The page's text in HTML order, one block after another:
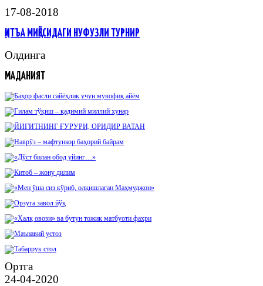
17-08-2018
ҚИТЪА МИҚЁСИДАГИ НУФУЗЛИ ТУРНИР
Олдинга
МАДАНИЯТ
Ортга
24-04-2020